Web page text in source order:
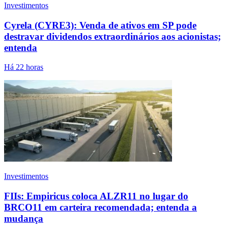
Investimentos
Cyrela (CYRE3): Venda de ativos em SP pode
destravar dividendos extraordinários aos acionistas;
entenda
Há 22 horas
Investimentos
FIIs: Empiricus coloca ALZR11 no lugar do
BRCO11 em carteira recomendada; entenda a
mudança